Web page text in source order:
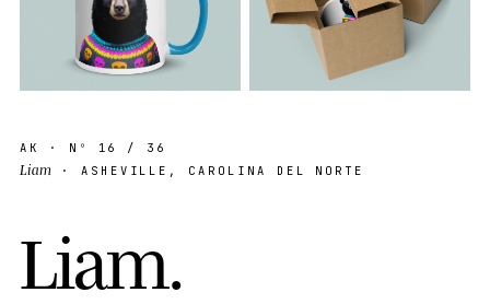
AK · Nº 16 / 36
Liam · ASHEVILLE, CAROLINA DEL NORTE
Liam.